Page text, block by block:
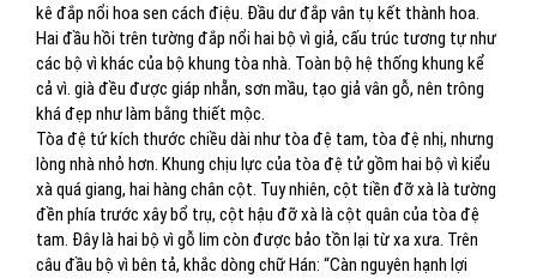
kê đắp nổi hoa sen cách điệu. Đầu dư đắp vân tụ kết thành hoa.
Hai đầu hồi trên tường đắp nổi hai bộ vì giả, cấu trúc tương tự như
các bộ vì khác của bộ khung tòa nhà. Toàn bộ hệ thống khung kể
cả vì. già đều được giáp nhẵn, sơn mầu, tạo giả vân gỗ, nên trông
khá đẹp như làm bằng thiết mộc.
Tòa đệ tứ kích thước chiều dài như tòa đệ tam, tòa đệ nhị, nhưng
lòng nhà nhỏ hơn. Khung chịu lực của tòa đệ tử gồm hai bộ vì kiểu
xà quá giang, hai hàng chân cột. Tuy nhiên, cột tiền đỡ xà là tường
đền phía trước xây bổ trụ, cột hậu đỡ xà là cột quân của tòa đệ
tam. Đây là hai bộ vì gỗ lim còn được bảo tồn lại từ xa xưa. Trên
câu đầu bộ vì bên tả, khắc dòng chữ Hán: “Càn nguyên hạnh lợi